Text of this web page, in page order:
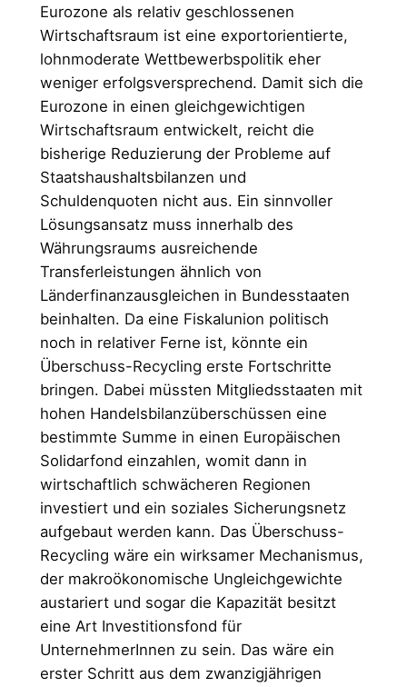
Eurozone als relativ geschlossenen
Wirtschaftsraum ist eine exportorientierte,
lohnmoderate Wettbewerbspolitik eher
weniger erfolgsversprechend. Damit sich die
Eurozone in einen gleichgewichtigen
Wirtschaftsraum entwickelt, reicht die
bisherige Reduzierung der Probleme auf
Staatshaushaltsbilanzen und
Schuldenquoten nicht aus. Ein sinnvoller
Lösungsansatz muss innerhalb des
Währungsraums ausreichende
Transferleistungen ähnlich von
Länderfinanzausgleichen in Bundesstaaten
beinhalten. Da eine Fiskalunion politisch
noch in relativer Ferne ist, könnte ein
Überschuss-Recycling erste Fortschritte
bringen. Dabei müssten Mitgliedsstaaten mit
hohen Handelsbilanzüberschüssen eine
bestimmte Summe in einen Europäischen
Solidarfond einzahlen, womit dann in
wirtschaftlich schwächeren Regionen
investiert und ein soziales Sicherungsnetz
aufgebaut werden kann. Das Überschuss-
Recycling wäre ein wirksamer Mechanismus,
der makroökonomische Ungleichgewichte
austariert und sogar die Kapazität besitzt
eine Art Investitionsfond für
UnternehmerInnen zu sein. Das wäre ein
erster Schritt aus dem zwanzigjährigen